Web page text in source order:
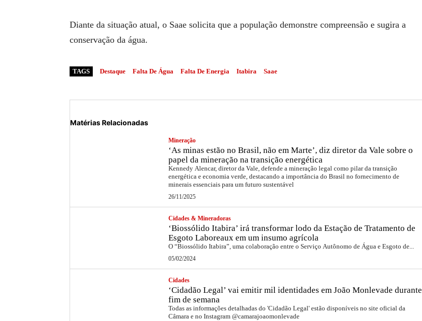
Diante da situação atual, o Saae solicita que a população demonstre compreensão e sugira a
conservação da água.
TAGS Destaque Falta De Água Falta De Energia Itabira Saae
Matérias Relacionadas
Mineração
‘As minas estão no Brasil, não em Marte’, diz diretor da Vale sobre o
papel da mineração na transição energética
Kennedy Alencar, diretor da Vale, defende a mineração legal como pilar da transição
energética e economia verde, destacando a importância do Brasil no fornecimento de
minerais essenciais para um futuro sustentável
26/11/2025
Cidades & Mineradoras
‘Biossólido Itabira’ irá transformar lodo da Estação de Tratamento de
Esgoto Laboreaux em um insumo agrícola
O “Biossólido Itabira”, uma colaboração entre o Serviço Autônomo de Água e Esgoto de...
05/02/2024
Cidades
‘Cidadão Legal’ vai emitir mil identidades em João Monlevade durante
fim de semana
Todas as informações detalhadas do 'Cidadão Legal' estão disponíveis no site oficial da
Câmara e no Instagram @camarajoaomonlevade